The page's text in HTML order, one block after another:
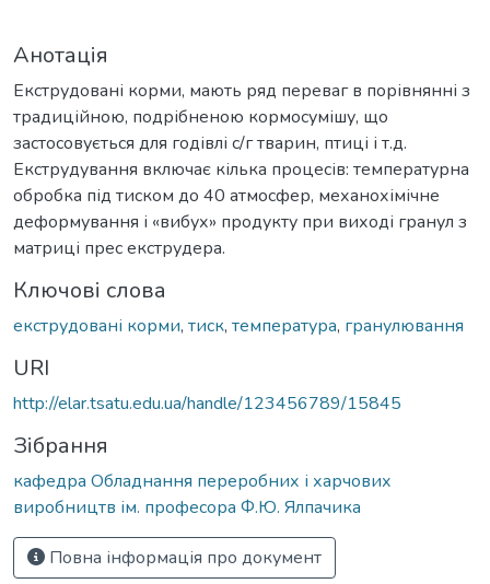
Анотація
Екструдовані корми, мають ряд переваг в порівнянні з
традиційною, подрібненою кормосумішу, що
застосовується для годівлі с/г тварин, птиці і т.д.
Екструдування включає кілька процесів: температурна
обробка під тиском до 40 атмосфер, механохімічне
деформування і «вибух» продукту при виході гранул з
матриці прес екструдера.
Ключові слова
екструдовані корми, тиск, температура, гранулювання
URI
http://elar.tsatu.edu.ua/handle/123456789/15845
Зібрання
кафедра Обладнання переробних і харчових
виробництв ім. професора Ф.Ю. Ялпачика
Повна інформація про документ